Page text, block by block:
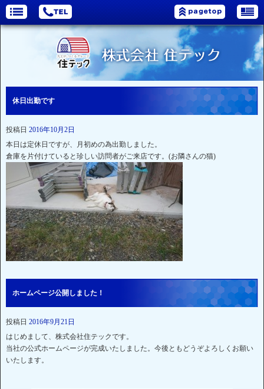
休日出勤です
投稿日 2016年10月2日
本日は定休日ですが、月初めの為出勤しました。
倉庫を片付けていると珍しい訪問者がご来店です。(お隣さんの猫)
ホームページ公開しました！
投稿日 2016年9月21日
はじめまして、株式会社住テックです。
当社の公式ホームページが完成いたしました。今後ともどうぞよろしくお願い
いたします。